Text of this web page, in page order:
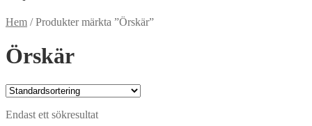
Hem /Produkter märkta ”Örskär”
Örskär
Endast ett sökresultat